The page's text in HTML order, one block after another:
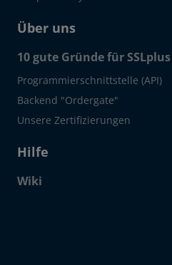
Über uns
10 gute Gründe für SSLplus
Programmierschnittstelle (API)
Backend "Ordergate"
Unsere Zertifizierungen
Hilfe
Wiki